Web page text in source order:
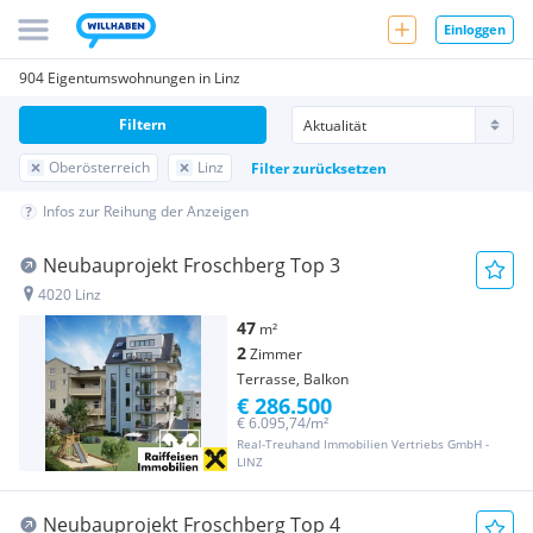
Einloggen
904 Eigentumswohnungen in Linz
Oberösterreich Linz Filter zurücksetzen
Filtern
Infos zur Reihung der Anzeigen
Neubauprojekt Froschberg Top 3
4020 Linz
47 m²
2Zimmer
Terrasse, Balkon
Real-Treuhand Immobilien Vertriebs GmbH -
LINZ
€ 6.095,74/m²
€ 286.500
Neubauprojekt Froschberg Top 4